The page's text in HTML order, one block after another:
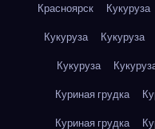
Красноярск
Кукуруза
Кукуруза
Кукуруза
Кукуруза
Куриная грудка
Куриная грудка